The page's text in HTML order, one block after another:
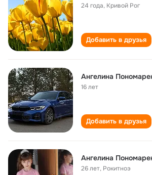
24 года, Кривой Рог
Добавить в друзья
Ангелина
16 лет
Добавить в друзья
Ангелина
26 лет, Рокитноэ